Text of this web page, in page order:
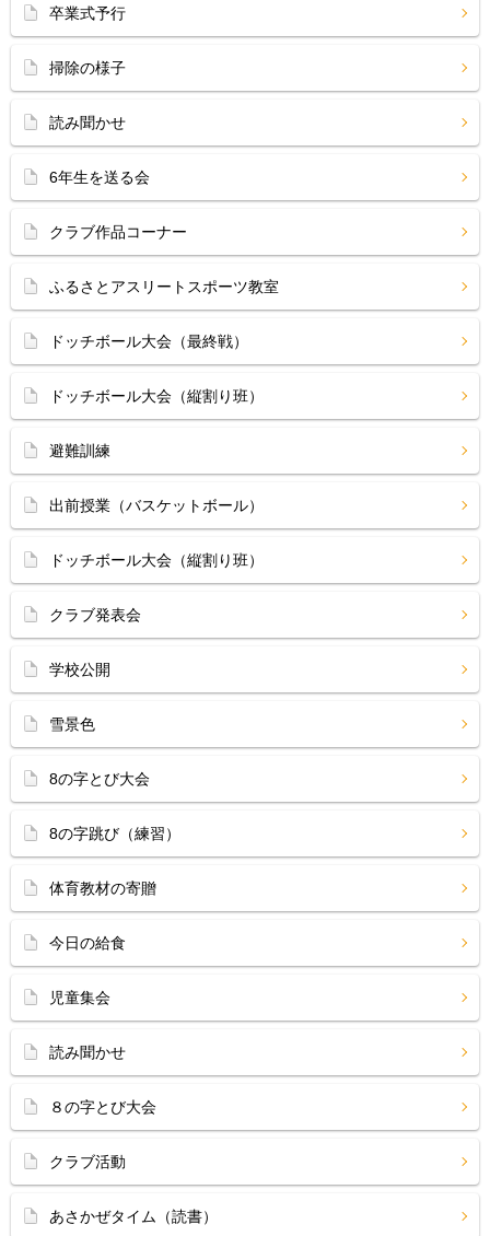
卒業式予行
掃除の様子
読み聞かせ
6年生を送る会
クラブ作品コーナー
ふるさとアスリートスポーツ教室
ドッチボール大会（最終戦）
ドッチボール大会（縦割り班）
避難訓練
出前授業（バスケットボール）
ドッチボール大会（縦割り班）
クラブ発表会
学校公開
雪景色
8の字とび大会
8の字跳び（練習）
体育教材の寄贈
今日の給食
児童集会
読み聞かせ
８の字とび大会
クラブ活動
あさかぜタイム（読書）